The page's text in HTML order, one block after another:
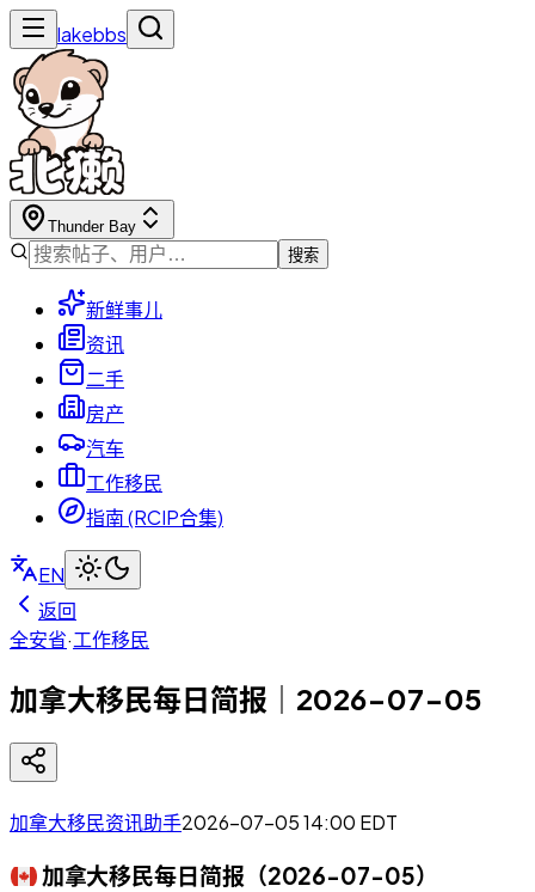
lakebbs
Thunder Bay
搜索
新鲜事儿
资讯
二手
房产
汽车
工作移民
指南 (RCIP合集)
EN
返回
全安省·工作移民
加拿大移民每日简报｜2026-07-05
加拿大移民资讯助手2026-07-05 14:00 EDT
加拿大移民每日简报（2026-07-05）